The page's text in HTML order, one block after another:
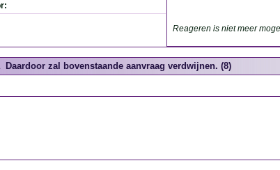
Reageren is niet meer
Daardoor zal bovenstaande aanvraag verdwijnen. (8)